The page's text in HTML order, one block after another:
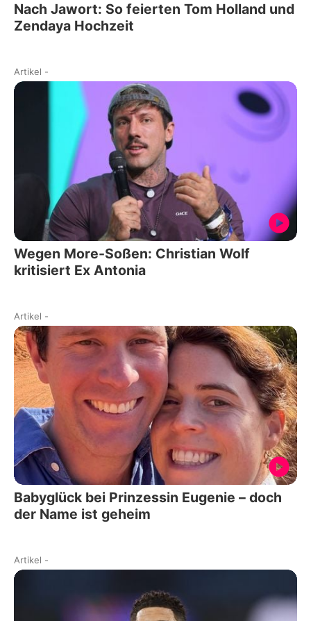
Nach Jawort: So feierten Tom Holland und
Zendaya Hochzeit
Artikel -
Wegen More-Soßen: Christian Wolf
kritisiert Ex Antonia
Artikel -
Babyglück bei Prinzessin Eugenie – doch
der Name ist geheim
Artikel -